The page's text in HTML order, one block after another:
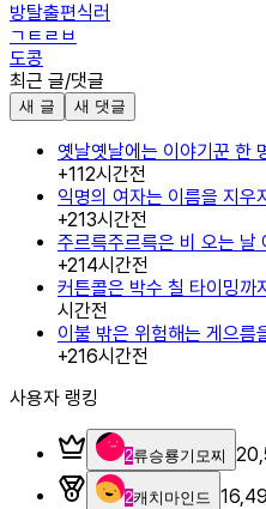
방탈출편식러
ㄱㅌㄹㅂ
도콩
최근 글/댓글
새 글 새 댓글
옛날옛날에는 이야기꾼 한
+112시간전
익명의 여자는 이름을 지우
+213시간전
주르륵주르륵은 비 오는 날
+214시간전
커튼콜은 박수 칠 타이밍까
시간전
이불 밖은 위험해는 게으
+216시간전
사용자 랭킹
2류승룡기모찌
2캐치마인드